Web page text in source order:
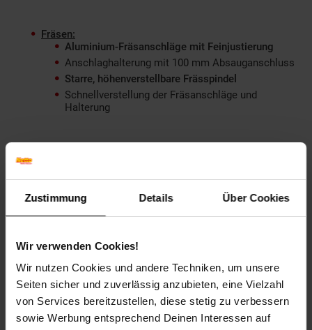
Zustimmung Details Über Cookies
Wir verwenden Cookies!
Wir nutzen Cookies und andere Techniken, um unsere
Seiten sicher und zuverlässig anzubieten, eine Vielzahl
von Services bereitzustellen, diese stetig zu verbessern
sowie Werbung entsprechend Deinen Interessen auf
Fräsen:
Aluminium-Fräsanschläge mit Feinjustierung
Anschlaghalterung mit 100 mm Absauganschluss
Starre, höhenverstellbare Frässpindel
Schnellverstellung der Fräsanschläge und
Halterung
(Artikelnr. BMK51300MA)
Bohreinrichtung mit Westcott-Bohrfutter 3-16
Praktische Fahreinrichtung optional erhältlich
(Artikelnr. BMK51300FW)